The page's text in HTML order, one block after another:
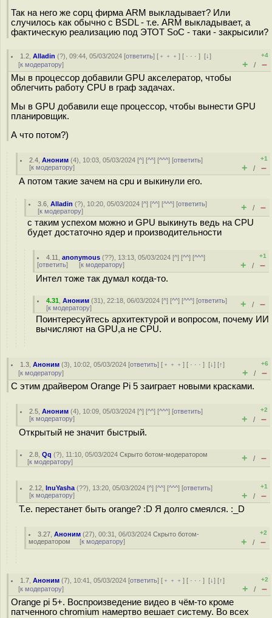
Так на него же сорц фирма ARM выкладывает? Или
случилось как обычно с BSDL - т.е. ARM выкладывает, а
фактическую реализацию под ЭТОТ SoC - таки - закрысили?
1.2 ,Alladin (?), 09:44, 05/03/2024 [ответить] [ ﹢﹢﹢] [ · · ·][↓]
[к модератору]
+4
+ / –
Мы в процессор добавили GPU акселератор, чтобы
облегчить работу CPU в граф задачах.
Мы в GPU добавили еще процессор, чтобы вынести GPU
планировщик.
А что потом?)
2.4 ,Аноним (4), 10:03, 05/03/2024 [^] [^^] [^^^] [ответить]
[к модератору]
+1
+ / –
А потом такие зачем на cpu и выкинули его.
3.6 ,Alladin (?), 10:20, 05/03/2024 [^] [^^] [^^^] [ответить]
[к модератору] + / –
с таким успехом можно и GPU выкинуть ведь на CPU
будет достаточно ядер и производительности
4.11 ,anonymous (??), 13:13, 05/03/2024 [^] [^^] [^^^]
[ответить] [к модератору]
+1
+ / –
Интел тоже так думал когда-то.
4.31 ,Аноним (31), 22:18, 06/03/2024 [^] [^^] [^^^] [ответить]
[к модератору] + / –
Поинтересуйтесь архитектурой и вопросом, почему ИИ
вычисляют на GPU,а не CPU.
1.3 ,Аноним (3), 10:02, 05/03/2024 [ответить] [ ﹢﹢﹢] [ · · ·][↓] [↑]
[к модератору]
+6
+ / –
С этим драйвером Orange Pi 5 заиграет новыми красками.
2.5 ,Аноним (4), 10:09, 05/03/2024 [^] [^^] [^^^] [ответить]
[к модератору]
+2
+ / –
Открытый не значит быстрый.
2.8 ,Qq (?), 11:10, 05/03/2024Скрыто ботом-модератором
[к модератору] + / –
2.12 ,InuYasha (??), 13:20, 05/03/2024 [^] [^^] [^^^] [ответить]
[к модератору]
+1
+ / –
Т.е. перестанет быть orange? :D Я долго смеялся. :_D
3.27 ,Аноним (27), 00:31, 06/03/2024Скрыто ботом-
модератором [к модератору]
+2
+ / –
1.7 ,Аноним (7), 10:41, 05/03/2024 [ответить] [ ﹢﹢﹢] [ · · ·][↓] [↑]
[к модератору]
+2
+ / –
Orange pi 5+. Воспроизведение видео в чём-то кроме
патченного chromium намертво вешает систему. Во всех